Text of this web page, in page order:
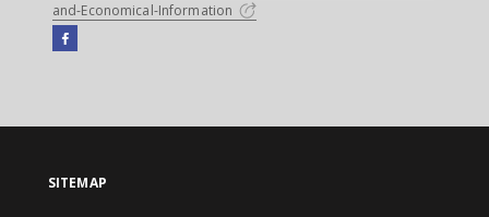
and-Economical-Information
Facebook
open
new
SITEMAP